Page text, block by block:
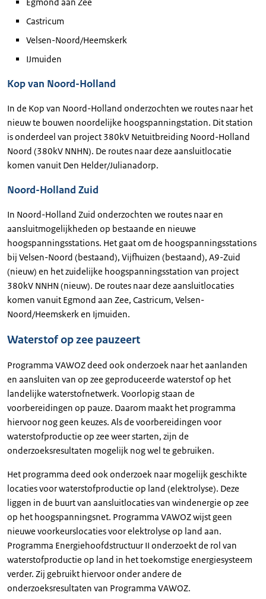
Egmond aan Zee
Castricum
Velsen-Noord/Heemskerk
IJmuiden
Kop van Noord-Holland
In de Kop van Noord-Holland onderzochten we routes naar het
nieuw te bouwen noordelijke hoogspanningstation. Dit station
is onderdeel van project 380kV Netuitbreiding Noord-Holland
Noord (380kV NNHN). De routes naar deze aansluitlocatie
komen vanuit Den Helder/Julianadorp.
Noord-Holland Zuid
In Noord-Holland Zuid onderzochten we routes naar en
aansluitmogelijkheden op bestaande en nieuwe
hoogspanningsstations. Het gaat om de hoogspanningsstations
bij Velsen-Noord (bestaand), Vijfhuizen (bestaand), A9-Zuid
(nieuw) en het zuidelijke hoogspanningsstation van project
380kV NNHN (nieuw). De routes naar deze aansluitlocaties
komen vanuit Egmond aan Zee, Castricum, Velsen-
Noord/Heemskerk en Ijmuiden.
Waterstof op zee pauzeert
Programma VAWOZ deed ook onderzoek naar het aanlanden
en aansluiten van op zee geproduceerde waterstof op het
landelijke waterstofnetwerk. Voorlopig staan de
voorbereidingen op pauze. Daarom maakt het programma
hiervoor nog geen keuzes. Als de voorbereidingen voor
waterstofproductie op zee weer starten, zijn de
onderzoeksresultaten mogelijk nog wel te gebruiken.
Het programma deed ook onderzoek naar mogelijk geschikte
locaties voor waterstofproductie op land (elektrolyse). Deze
liggen in de buurt van aansluitlocaties van windenergie op zee
op het hoogspanningsnet. Programma VAWOZ wijst geen
nieuwe voorkeurslocaties voor elektrolyse op land aan.
Programma Energiehoofdstructuur II onderzoekt de rol van
waterstofproductie op land in het toekomstige energiesysteem
verder. Zij gebruikt hiervoor onder andere de
onderzoeksresultaten van Programma VAWOZ.